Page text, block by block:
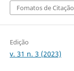
Fomatos de Citação
Edição
v. 31 n. 3 (2023)